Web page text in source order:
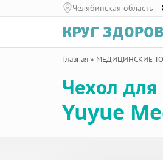
Челябинская область
Главная» МЕДИЦИНСКИЕ
Чехол
Yuyue